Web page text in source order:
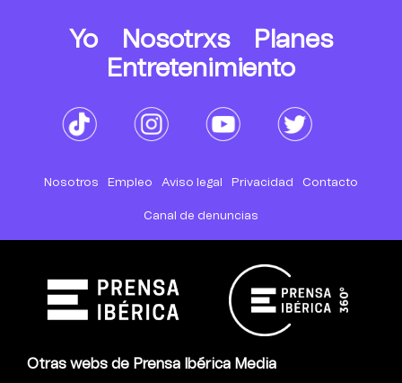
Yo Nosotrxs
Planes
Entretenimiento
Nosotros Empleo Aviso legal Privacidad Contacto
Canal de denuncias
Otras webs de Prensa Ibérica Media